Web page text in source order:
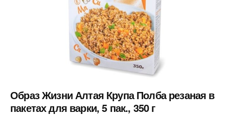
Образ Жизни Алтая Крупа Полба резаная в
пакетах для варки, 5 пак., 350 г